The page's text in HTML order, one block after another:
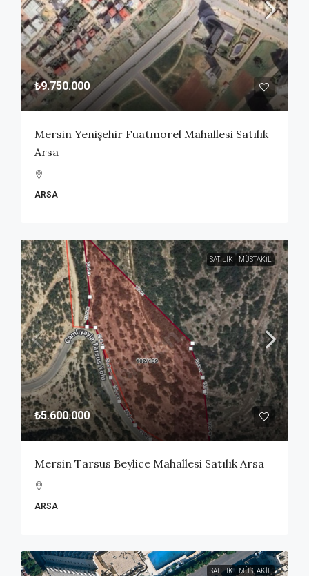
₺9.750.000
Mersin Yenişehir Fuatmorel Mahallesi Satılık
Arsa
ARSA
SATILIK MÜSTAKIL
₺5.600.000
Mersin Tarsus Beylice Mahallesi Satılık Arsa
ARSA
SATILIK MÜSTAKIL